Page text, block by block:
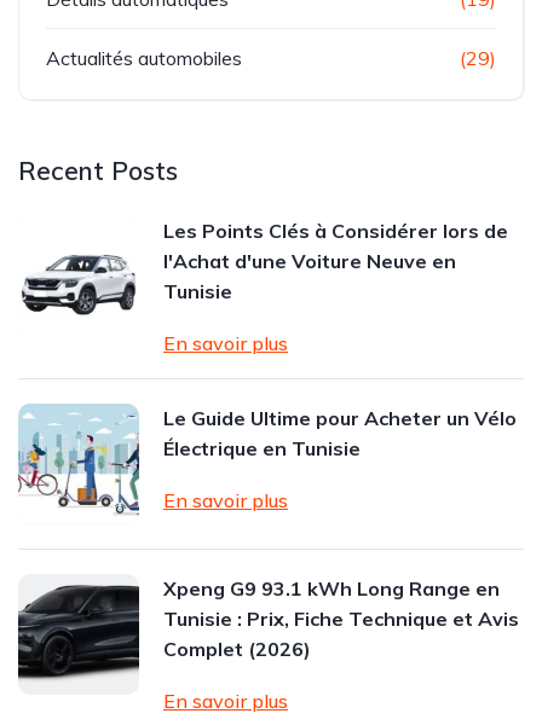
Actualités automobiles (29)
Recent Posts
Les Points Clés à Considérer lors de
l'Achat d'une Voiture Neuve en
Tunisie
En savoir plus
Le Guide Ultime pour Acheter un Vélo
Électrique en Tunisie
En savoir plus
Xpeng G9 93.1 kWh Long Range en
Tunisie : Prix, Fiche Technique et Avis
Complet (2026)
En savoir plus